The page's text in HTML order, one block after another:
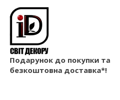
Подарунок до покупки та
безкоштовна доставка*!